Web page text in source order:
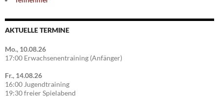
AKTUELLE TERMINE
Mo., 10.08.26
17:00 Erwachsenentraining (Anfänger)
Fr., 14.08.26
16:00 Jugendtraining
19:30 freier Spielabend